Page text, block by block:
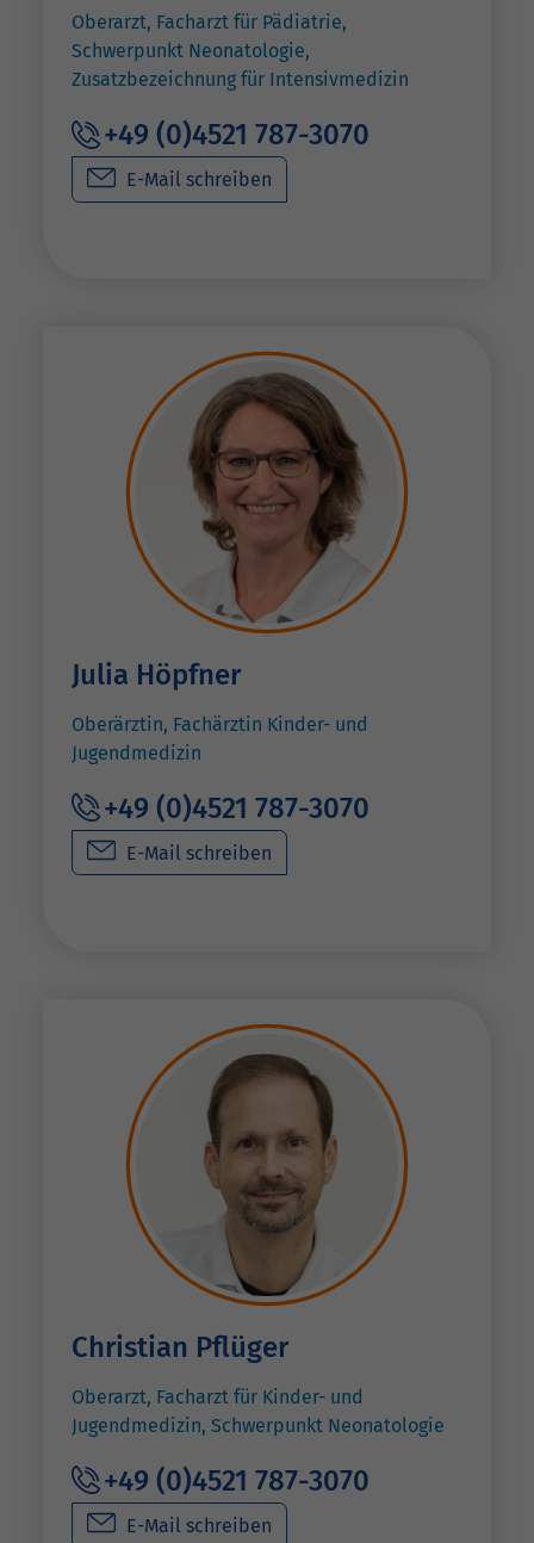
Oberarzt, Facharzt für Pädiatrie,
Schwerpunkt Neonatologie,
Zusatzbezeichnung für Intensivmedizin
+49 (0)4521 787-3070
E-Mail schreiben
Julia Höpfner
Oberärztin, Fachärztin Kinder- und
Jugendmedizin
+49 (0)4521 787-3070
E-Mail schreiben
Christian Pflüger
Oberarzt, Facharzt für Kinder- und
Jugendmedizin, Schwerpunkt Neonatologie
+49 (0)4521 787-3070
E-Mail schreiben